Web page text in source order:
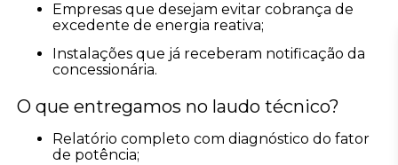
Empresas que desejam evitar cobrança de
excedente de energia reativa;
concessionária.
O que entregamos no laudo técnico?
Relatório completo com diagnóstico do fator
de potência;